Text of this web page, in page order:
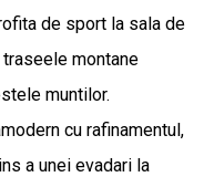
de sport la sala de
montane
muntilor.
cu rafinamentul,
a unei evadari la